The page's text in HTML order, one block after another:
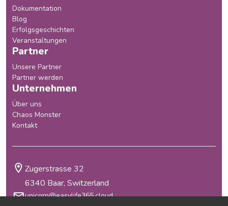
Dokumentation
Blog
Erfolgsgeschichten
Veranstaltungen
Partner
Unsere Partner
Partner werden
Unternehmen
Über uns
Chaos Monster
Kontakt
Zugerstrasse 32
6340 Baar, Switzerland
unicorn@easylife365.cloud